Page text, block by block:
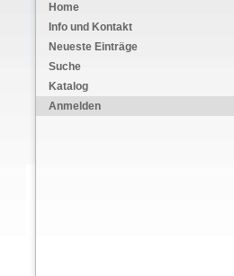
Home
Info und Kontakt
Neueste Einträge
Suche
Katalog
Anmelden